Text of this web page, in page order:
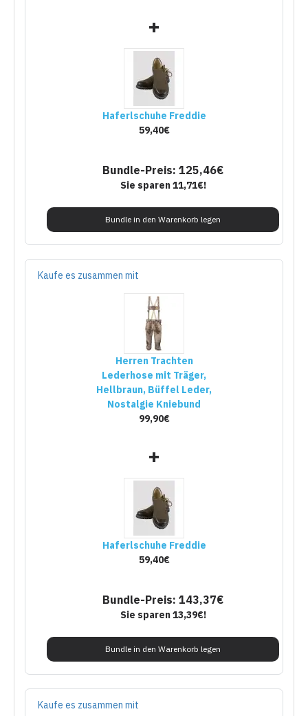
+
Haferlschuhe Freddie
59,40€
Bundle-Preis: 125,46€
Sie sparen 11,71€!
Bundle in den Warenkorb legen
Kaufe es zusammen mit
Herren Trachten
Lederhose mit Träger,
Hellbraun, Büffel Leder,
Nostalgie Kniebund
99,90€
+
Haferlschuhe Freddie
59,40€
Bundle-Preis: 143,37€
Sie sparen 13,39€!
Bundle in den Warenkorb legen
Kaufe es zusammen mit